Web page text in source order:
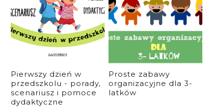
Pierwszy dzień w
przedszkolu - porady,
scenariusz i pomoce
dydaktyczne
Proste zabawy
organizacyjne dla 3-
latków